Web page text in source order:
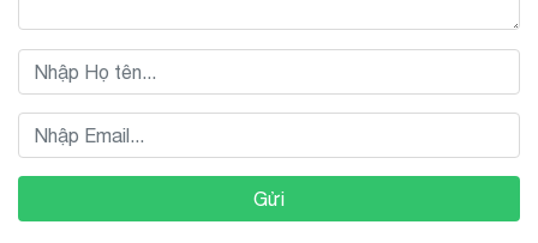
Gửi